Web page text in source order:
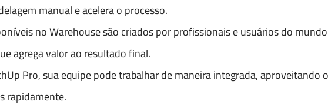
manual e acelera o processo.
no Warehouse são criados por profissionais e usuários do
agrega valor ao resultado final.
Pro, sua equipe pode trabalhar de maneira integrada, aproveitando
rapidamente.